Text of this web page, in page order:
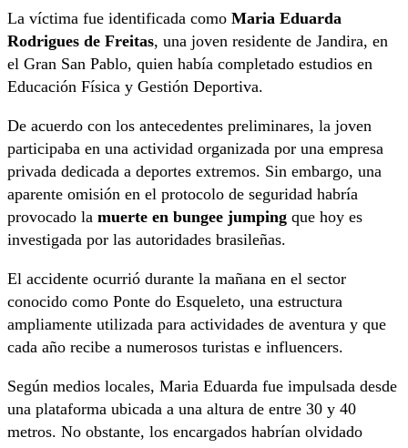
La víctima fue identificada como Maria Eduarda
Rodrigues de Freitas, una joven residente de Jandira, en
el Gran San Pablo, quien había completado estudios en
Educación Física y Gestión Deportiva.
De acuerdo con los antecedentes preliminares, la joven
participaba en una actividad organizada por una empresa
privada dedicada a deportes extremos. Sin embargo, una
aparente omisión en el protocolo de seguridad habría
provocado la muerte en bungee jumping que hoy es
investigada por las autoridades brasileñas.
El accidente ocurrió durante la mañana en el sector
conocido como Ponte do Esqueleto, una estructura
ampliamente utilizada para actividades de aventura y que
cada año recibe a numerosos turistas e influencers.
Según medios locales, Maria Eduarda fue impulsada desde
una plataforma ubicada a una altura de entre 30 y 40
metros. No obstante, los encargados habrían olvidado